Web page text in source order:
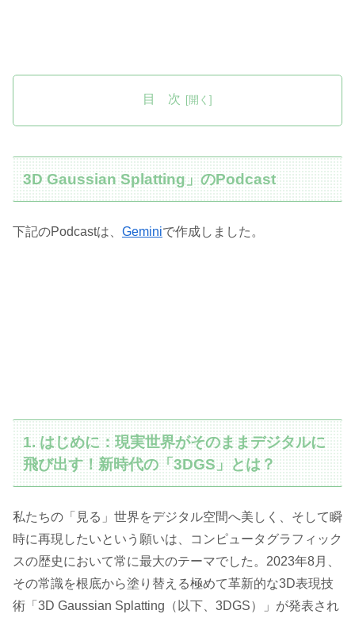
目 次
3D Gaussian Splatting」のPodcast
下記のPodcastは、 Geminiで作成しました。
1. はじめに：現実世界がそのままデジタルに
飛び出す！新時代の「3DGS」とは？
私たちの「見る」世界をデジタル空間へ美しく、そして瞬
時に再現したいという願いは、コンピュータグラフィック
スの歴史において常に最大のテーマでした。2023年8月、
その常識を根底から塗り替える極めて革新的な3D表現技
術「3D Gaussian Splatting（以下、3DGS）」が発表され